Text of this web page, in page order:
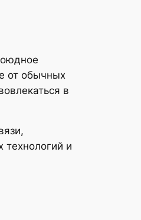
от обычных
в
технологий и